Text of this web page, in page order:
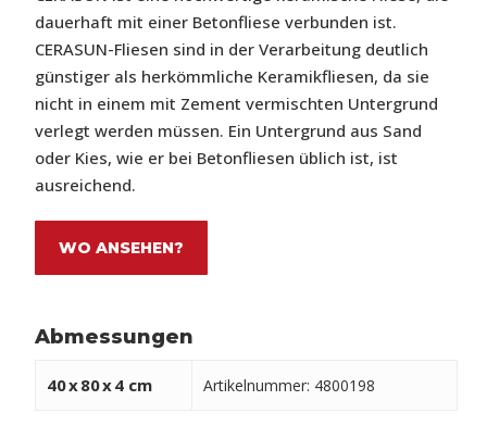
dauerhaft mit einer Betonfliese verbunden ist.
CERASUN-Fliesen sind in der Verarbeitung deutlich
günstiger als herkömmliche Keramikfliesen, da sie
nicht in einem mit Zement vermischten Untergrund
verlegt werden müssen. Ein Untergrund aus Sand
oder Kies, wie er bei Betonfliesen üblich ist, ist
ausreichend.
WO ANSEHEN?
Abmessungen
40x80x4 cm Artikelnummer: 4800198